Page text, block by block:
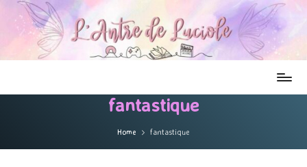
fantastique
Home fantastique